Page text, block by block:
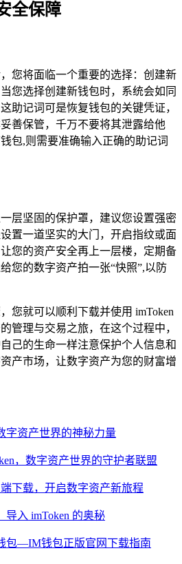
全保障
您将面临一个重要的选择：创建新
您选择创建新钱包时，系统会如同
助记词可是恢复钱包的关键凭证，
善保管，千万不要将其泄露给他
包,则需要准确输入正确的助记词
层坚固的保护罩，建议您设置强密
置一道坚实的大门，开启指纹或面
您的资产安全再上一层楼，定期备
您的数字资产拍一张“快照”,以防
您就可以顺利下载并使用 imToken
管理与交易之旅，在这个过程中，
己的生命一样注意保护个人信息和
产市场，让数字资产为您的财富增
字资产世界的神秘力量
，数字资产世界的守护者联盟
下载，开启数字资产新旅程
入 imToken 的奥秘
包—IM钱包正版官网下载指南